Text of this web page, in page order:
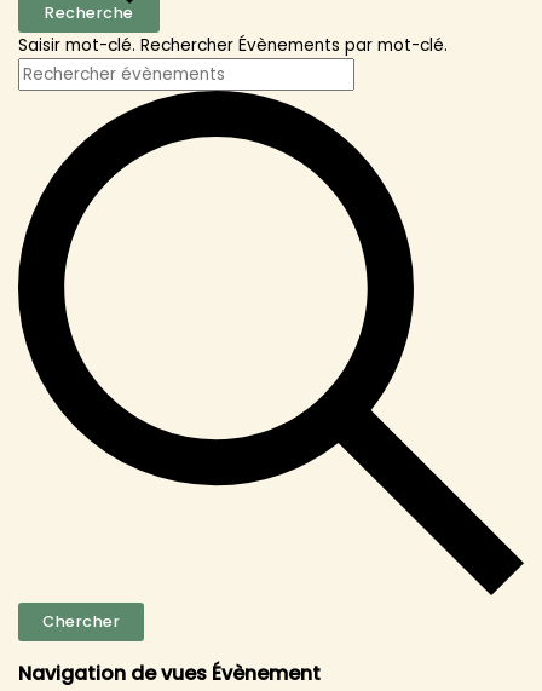
Recherche
Saisir mot-clé. Rechercher Évènements par mot-clé.
Chercher
Navigation de vues Évènement